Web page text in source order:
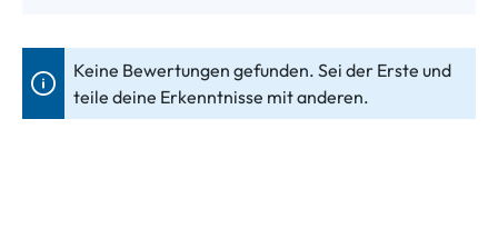
Keine Bewertungen gefunden. Sei der Erste und
teile deine Erkenntnisse mit anderen.